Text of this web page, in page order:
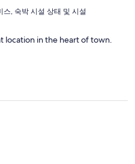
, 숙박 시설 상태 및 시설
location in the heart of town.